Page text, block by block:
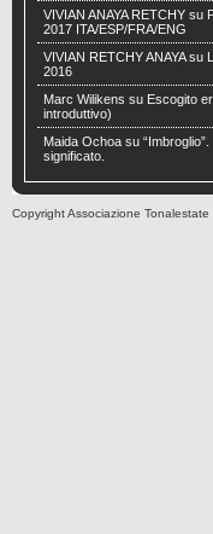
VIVIAN ANAYA RETCHY su
2017 ITA/ESP/FRA/ENG
VIVIAN RETCHY ANAYAsu
2016
Marc Wilikens su Escogito
introduttivo)
Maida Ochoa su
significato.
Copyright Associazione